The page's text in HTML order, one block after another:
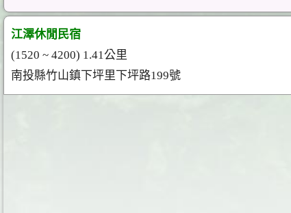
江澤休閒民宿
(1520 ~ 4200) 1.41公里
南投縣竹山鎮下坪里下坪路199號